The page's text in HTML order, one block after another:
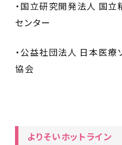
・国立研究開発法人 国立
センター
・公益社団法人 日本医療
協会
よりそいホットライン